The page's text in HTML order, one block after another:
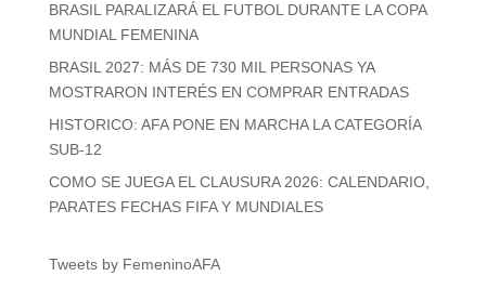
BRASIL PARALIZARÁ EL FUTBOL DURANTE LA COPA
MUNDIAL FEMENINA
BRASIL 2027: MÁS DE 730 MIL PERSONAS YA
MOSTRARON INTERÉS EN COMPRAR ENTRADAS
HISTORICO: AFA PONE EN MARCHA LA CATEGORÍA
SUB-12
COMO SE JUEGA EL CLAUSURA 2026: CALENDARIO,
PARATES FECHAS FIFA Y MUNDIALES
Tweets by FemeninoAFA